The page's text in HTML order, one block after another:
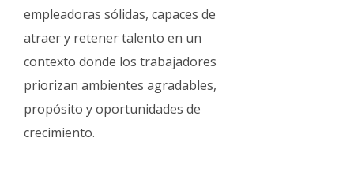
empleadoras sólidas, capaces de
atraer y retener talento en un
contexto donde los trabajadores
priorizan ambientes agradables,
propósito y oportunidades de
crecimiento.